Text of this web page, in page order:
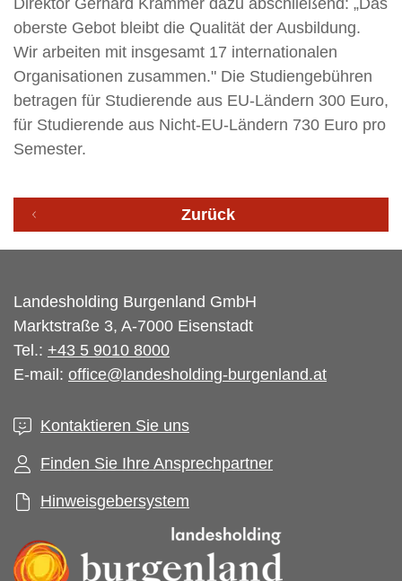
oberste Gebot bleibt die Qualität der Ausbildung.
Wir arbeiten mit insgesamt 17 internationalen
Organisationen zusammen." Die Studiengebühren
betragen für Studierende aus EU-Ländern 300 Euro,
für Studierende aus Nicht-EU-Ländern 730 Euro pro
Semester.
Zurück
Landesholding Burgenland GmbH
Marktstraße 3, A-7000 Eisenstadt
Tel.: +43 5 9010 8000
E-mail: office@landesholding-burgenland.at
Kontaktieren Sie uns
Finden Sie Ihre Ansprechpartner
Hinweisgebersystem